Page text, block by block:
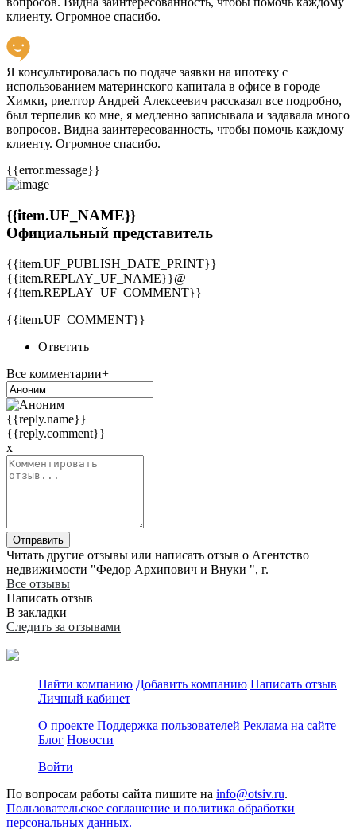
клиенту. Огромное спасибо.
Я консультировалась по подаче заявки на ипотеку с
использованием материнского капитала в офисе в городе
Химки, риелтор Андрей Алексеевич рассказал все подробно,
был терпелив ко мне, я медленно записывала и задавала много
вопросов. Видна заинтересованность, чтобы помочь каждому
клиенту. Огромное спасибо.
{{error.message}}
{{item.UF_NAME}}
Официальный представитель
{{item.UF_PUBLISH_DATE_PRINT}}
{{item.REPLAY_UF_NAME}}@
{{item.REPLAY_UF_COMMENT}}
{{item.UF_COMMENT}}
Ответить
Все комментарии+
{{reply.name}}
{{reply.comment}}
x
Отправить
Читать другие отзывы или написать отзыв о Агентство
недвижимости "Федор Архипович и Внуки ", г.
Все отзывы
Написать отзыв
В закладки
Следить за отзывами
Найти компанию Добавить компанию Написать отзыв
Личный кабинет
О проекте Поддержка пользователей Реклама на сайте
Блог Новости
Войти
По вопросам работы сайта пишите на info@otsiv.ru.
Пользовательское соглашение и политика обработки
персональных данных.